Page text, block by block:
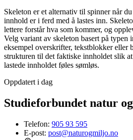
Skeleton er et alternativ til spinner når
innhold er i ferd med å lastes inn.
lettere forstår hva som kommer, og
Velg variant av skeleton basert på typen
eksempel overskrifter, tekstblokker eller
strukturen til det faktiske innholdet slik
lastede innholdet føles sømløs.
Oppdatert i dag
Studieforbundet natur
Telefon: 905 93 595
E-post: post@naturogmiljo.no